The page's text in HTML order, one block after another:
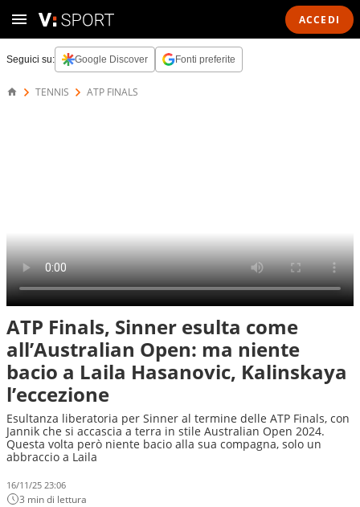
ACCEDI
Seguici su: Google Discover Fonti preferite
TENNIS ATP FINALS
ATP Finals, Sinner esulta come
all’Australian Open: ma niente
bacio a Laila Hasanovic, Kalinskaya
l’eccezione
Esultanza liberatoria per Sinner al termine delle ATP Finals, con
Jannik che si accascia a terra in stile Australian Open 2024.
Questa volta però niente bacio alla sua compagna, solo un
abbraccio a Laila
16/11/25 23:06
3 min di lettura